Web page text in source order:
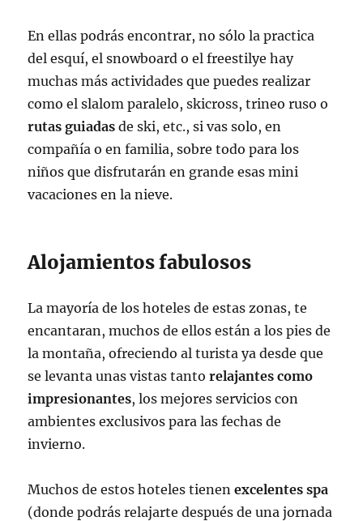
En ellas podrás encontrar, no sólo la practica
del esquí, el snowboard o el freestilye hay
muchas más actividades que puedes realizar
como el slalom paralelo, skicross, trineo ruso o
rutas guiadas de ski, etc., si vas solo, en
compañía o en familia, sobre todo para los
niños que disfrutarán en grande esas mini
vacaciones en la nieve.
Alojamientos fabulosos
La mayoría de los hoteles de estas zonas, te
encantaran, muchos de ellos están a los pies de
la montaña, ofreciendo al turista ya desde que
se levanta unas vistas tantorelajantes como
impresionantes, los mejores servicios con
ambientes exclusivos para las fechas de
invierno.
Muchos de estos hoteles tienenexcelentes spa
(donde podrás relajarte después de una jornada